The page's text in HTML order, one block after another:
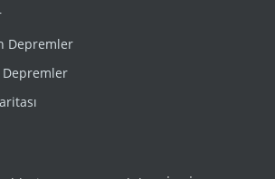
Depremler
Depremler